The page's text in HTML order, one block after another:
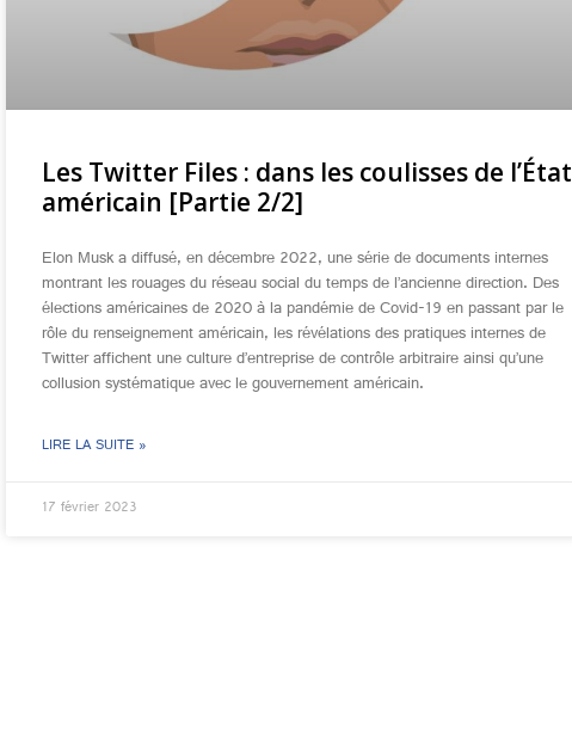
Les Twitter Files : dans les coulisses de l’État
américain [Partie 2/2]
Elon Musk a diffusé, en décembre 2022, une série de documents internes
montrant les rouages du réseau social du temps de l’ancienne direction. Des
élections américaines de 2020 à la pandémie de Covid-19 en passant par le
rôle du renseignement américain, les révélations des pratiques internes de
Twitter affichent une culture d’entreprise de contrôle arbitraire ainsi qu’une
collusion systématique avec le gouvernement américain.
LIRE LA SUITE »
17 février 2023